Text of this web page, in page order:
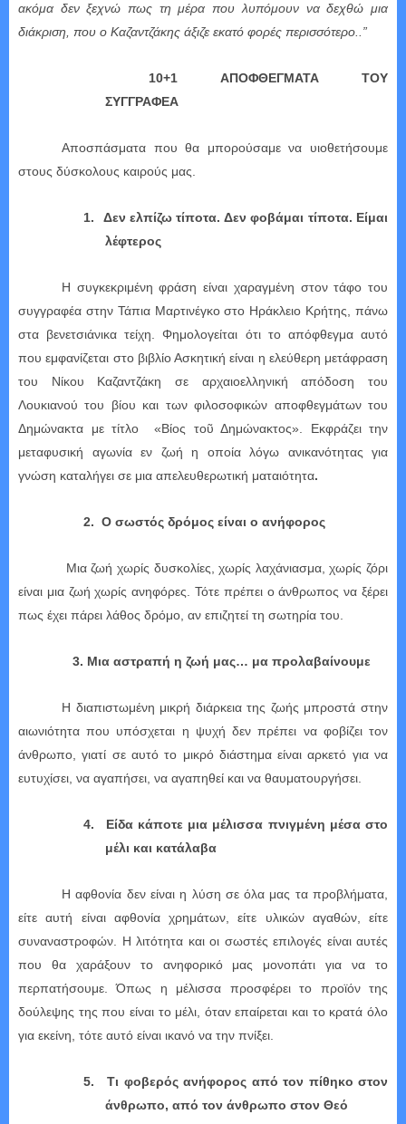
ακόμα δεν ξεχνώ πως τη μέρα που λυπόμουν να δεχθώ μια
διάκριση, που ο Καζαντζάκης άξιζε εκατό φορές περισσότερο..”
10+1 ΑΠΟΦΘΕΓΜΑΤΑ ΤΟΥ
ΣΥΓΓΡΑΦΕΑ
Αποσπάσματα που θα μπορούσαμε να υιοθετήσουμε
στους δύσκολους καιρούς μας.
1.
Δεν ελπίζω τίποτα. Δεν φοβάμαι τίποτα. Είμαι
λέφτερος
Η συγκεκριμένη φράση είναι χαραγμένη στον τάφο του
συγγραφέα στην Τάπια Μαρτινέγκο στο Ηράκλειο Κρήτης, πάνω
στα βενετσιάνικα τείχη. Φημολογείται ότι το απόφθεγμα αυτό
που εμφανίζεται στο βιβλίο Ασκητική είναι η ελεύθερη μετάφραση
του Νίκου Καζαντζάκη σε αρχαιοελληνική απόδοση του
Λουκιανού του βίου και των φιλοσοφικών αποφθεγμάτων του
Δημώνακτα με τίτλο «Βίος τοῦ Δημώνακτος». Εκφράζει την
μεταφυσική αγωνία εν ζωή η οποία λόγω ανικανότητας για
γνώση καταλήγει σε μια απελευθερωτική ματαιότητα.
2. Ο σωστός δρόμος είναι ο ανήφορος
Μια ζωή χωρίς δυσκολίες, χωρίς λαχάνιασμα, χωρίς ζόρι
είναι μια ζωή χωρίς ανηφόρες. Τότε πρέπει ο άνθρωπος να ξέρει
πως έχει πάρει λάθος δρόμο, αν επιζητεί τη σωτηρία του.
3. Μια αστραπή η ζωή μας… μα προλαβαίνουμε
Η διαπιστωμένη μικρή διάρκεια της ζωής μπροστά στην
αιωνιότητα που υπόσχεται η ψυχή δεν πρέπει να φοβίζει τον
άνθρωπο, γιατί σε αυτό το μικρό διάστημα είναι αρκετό για να
ευτυχίσει, να αγαπήσει, να αγαπηθεί και να θαυματουργήσει.
4.
Είδα κάποτε μια μέλισσα πνιγμένη μέσα στο
μέλι και κατάλαβα
Η αφθονία δεν είναι η λύση σε όλα μας τα προβλήματα,
είτε αυτή είναι αφθονία χρημάτων, είτε υλικών αγαθών, είτε
συναναστροφών. Η λιτότητα και οι σωστές επιλογές είναι αυτές
που θα χαράξουν το ανηφορικό μας μονοπάτι για να το
περπατήσουμε. Όπως η μέλισσα προσφέρει το προϊόν της
δούλεψης της που είναι το μέλι, όταν επαίρεται και το κρατά όλο
για εκείνη, τότε αυτό είναι ικανό να την πνίξει.
5.
Τι φοβερός ανήφορος από τον πίθηκο στον
άνθρωπο, από τον άνθρωπο στον Θεό